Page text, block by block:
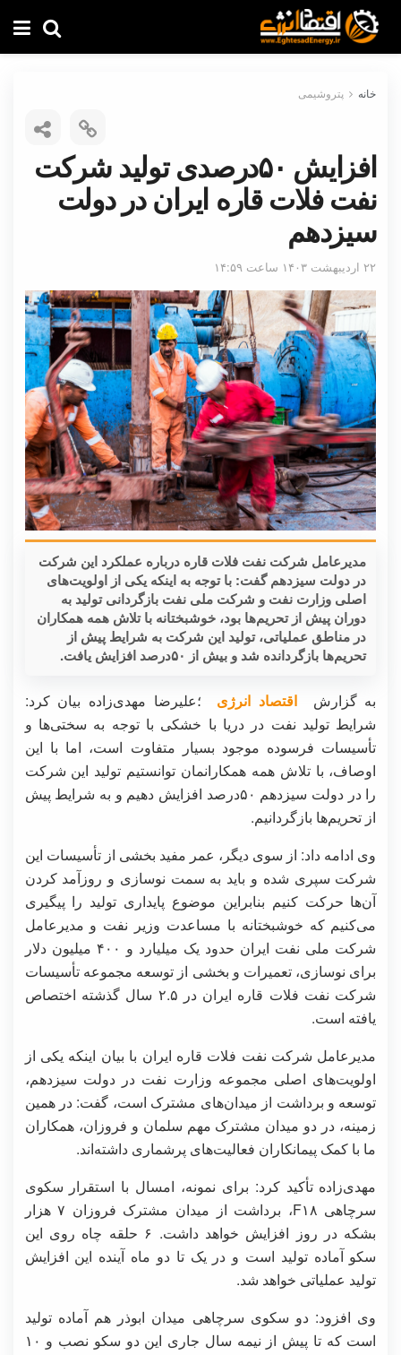
خانه پتروشیمی
افزایش ۵۰درصدی تولید شرکت
نفت فلات قاره ایران در دولت
سیزدهم
۲۲ اردیبهشت ۱۴۰۳ ساعت ۱۴:۵۹
مدیرعامل شرکت نفت فلات قاره درباره عملکرد این شرکت
در دولت سیزدهم گفت: با توجه به اینکه یکی از اولویت‌های
اصلی وزارت نفت و شرکت ملی نفت بازگردانی تولید به
دوران پیش از تحریم‌ها بود، خوشبختانه با تلاش همه همکاران
در مناطق عملیاتی، تولید این شرکت به شرایط پیش از
تحریم‌ها بازگردانده شد و بیش از ۵۰درصد افزایش یافت.
به گزارش اقتصاد انرژی ؛علیرضا مهدی‌زاده بیان کرد:
شرایط تولید نفت در دریا با خشکی با توجه به سختی‌ها و
تأسیسات فرسوده موجود بسیار متفاوت است، اما با این
اوصاف، با تلاش همه همکارانمان توانستیم تولید این شرکت
را در دولت سیزدهم ۵۰درصد افزایش دهیم و به شرایط پیش
از تحریم‌ها بازگردانیم.
وی ادامه داد: از سوی دیگر، عمر مفید بخشی از تأسیسات این
شرکت سپری شده و باید به سمت نوسازی و روزآمد کردن
آن‌ها حرکت کنیم بنابراین موضوع پایداری تولید را پیگیری
می‌کنیم که خوشبختانه با مساعدت وزیر نفت و مدیرعامل
شرکت ملی نفت ایران حدود یک میلیارد و ۴۰۰ میلیون دلار
برای نوسازی، تعمیرات و بخشی از توسعه مجموعه تأسیسات
شرکت نفت فلات قاره ایران در ۲.۵ سال گذشته اختصاص
یافته است.
مدیرعامل شرکت نفت فلات قاره ایران با بیان اینکه یکی از
اولویت‌های اصلی مجموعه وزارت نفت در دولت سیزدهم،
توسعه و برداشت از میدان‌های مشترک است، گفت: در همین
زمینه، در دو میدان مشترک مهم سلمان و فروزان، همکاران
ما با کمک پیمانکاران فعالیت‌های پرشماری داشته‌اند.
مهدی‌زاده تأکید کرد: برای نمونه، امسال با استقرار سکوی
سرچاهی F۱۸، برداشت از میدان مشترک فروزان ۷ هزار
بشکه در روز افزایش خواهد داشت. ۶ حلقه چاه روی این
سکو آماده تولید است و در یک تا دو ماه آینده این افزایش
تولید عملیاتی خواهد شد.
وی افزود: دو سکوی سرچاهی میدان ابوذر هم آماده تولید
است که تا پیش از نیمه سال جاری این دو سکو نصب و ۱۰